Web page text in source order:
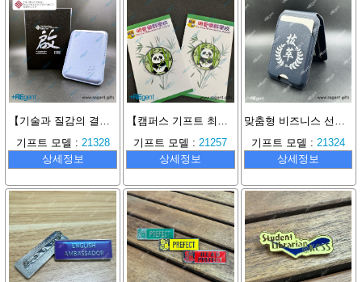
【기술과 질감의 결합】PolyU 홍콩 이공대학교 맞춤형: 휘준 기프트 Magsafe 다기능 가죽 카드 지갑
기프트 모델 : 21328
상세정보
【캠퍼스 기프트 최고의 선택】 명애락군학교: 휘준 기프트가 제작한 정교한 팬더 테마 도금 메탈 배지
기프트 모델 :21257
상세정보
맞춤형 비즈니스 선물의 새로운 기준: 딩가스트리걸스스쿨(DGS) 전용 MagSafe 카드 지갑 케이스 심층 분석
기프트 모델 :21324
상세정보